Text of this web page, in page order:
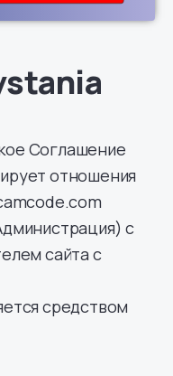
Соглашение
отношения
с
сайта с
средством